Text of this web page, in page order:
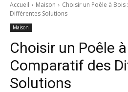
Libre
Accueil Maison
Choisir un Poêle à
Différentes Solutions
Maison
Choisir un Poêle
Comparatif des
Solutions